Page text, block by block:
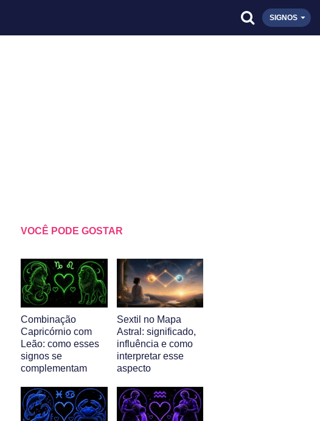
SIGNOS
VOCÊ PODE GOSTAR
Combinação
Capricórnio com
Leão: como esses
signos se
complementam
Sextil no Mapa
Astral: significado,
influência e como
interpretar esse
aspecto